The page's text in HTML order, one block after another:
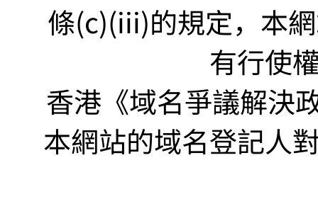
條(c)(iii)的規定，本
有行使
香港《域名爭議解決
本網站的域名登記人